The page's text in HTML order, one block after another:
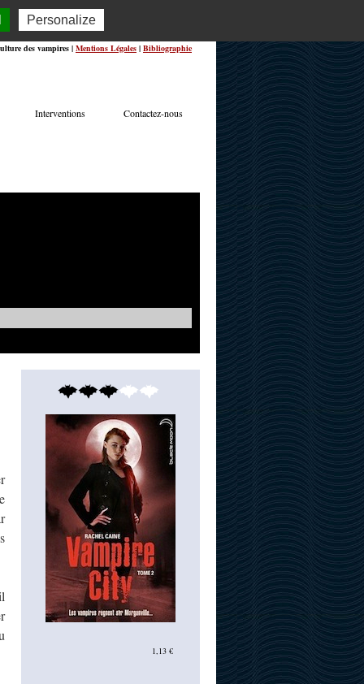
des vampires | Mentions Légales | Bibliographie
Interventions Contactez-nous
1,13 €
Personalize